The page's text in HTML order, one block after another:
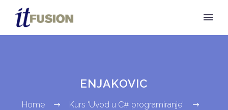
ENJAKOVIC
Home
Kurs 'Uvod u C# programiranje'